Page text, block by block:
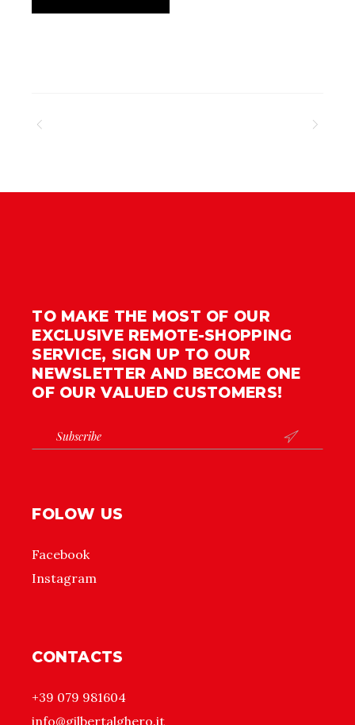
TO MAKE THE MOST OF OUR
EXCLUSIVE REMOTE-SHOPPING
SERVICE, SIGN UP TO OUR
NEWSLETTER AND BECOME ONE
OF OUR VALUED CUSTOMERS!

FOLOW US
Facebook
Instagram
CONTACTS
+39 079 981604
info@gilbertalghero.it